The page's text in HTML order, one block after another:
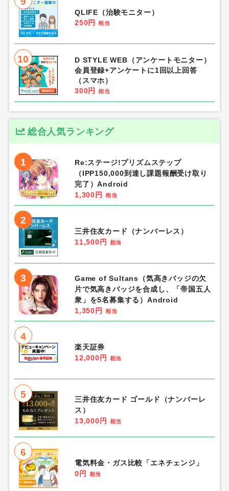
QLIFE（治験モニター）
250円
相当
10
D STYLE WEB（アンケートモニター）
会員登録+アンケートに1回以上回答
（スマホ）
300円
相当
総合人気ランキング
1
Re:ステージ!プリズムステップ
（IPP150,000到達し課題報酬受け取り
完了）Android
1,300円
相当
2
三井住友カード（ナンバーレス）
11,500円
相当
3
Game of Sultans（気高きバッジの欠
片で気高きバッジを合成し、「帝国五人
衆」を5名募集する）Android
1,350円
相当
4
楽天証券
12,000円
相当
5
三井住友カード ゴールド（ナンバーレ
ス）
13,000円
相当
6
電気料金・ガス比較「エネチェンジ」
0円
相当